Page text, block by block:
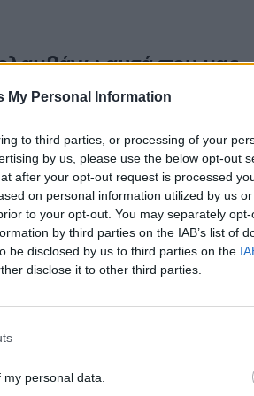
My Personal Information
to third parties, or processing of your
by us, please use the below opt-out
after your opt-out request is processed
on personal information utilized by us
to your opt-out. You may separately
by third parties on the IAB’s list of
be disclosed by us to third parties on the
disclose it to other third parties.
personal data.
αυτά που μας
όλα αυτά που μας
μιλώντας στο Ράδιο
συνθέτης και
της ζωής του
των
και συγκεκριμένα
ξέρει πολύ καλά όλα
από τραγουδοποιός
νιώθω αυτή την
στη Μακρινίτσα κι